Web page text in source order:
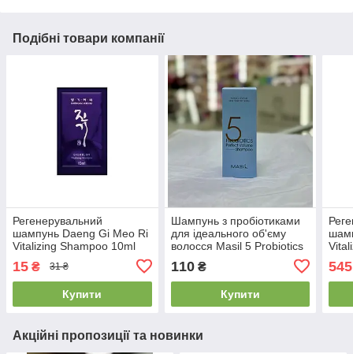
Подібні товари компанії
Регенерувальний
шампунь Daeng Gi Meo Ri
Vitalizing Shampoo 10ml
15 ₴ 31 ₴
Купити
Шампунь з пробіотиками
для ідеального об'єму
волосся Masil 5 Probiotics
Perfect Volume Shampoo
50ml
110₴
Купити
545
Акційні пропозиції та новинки